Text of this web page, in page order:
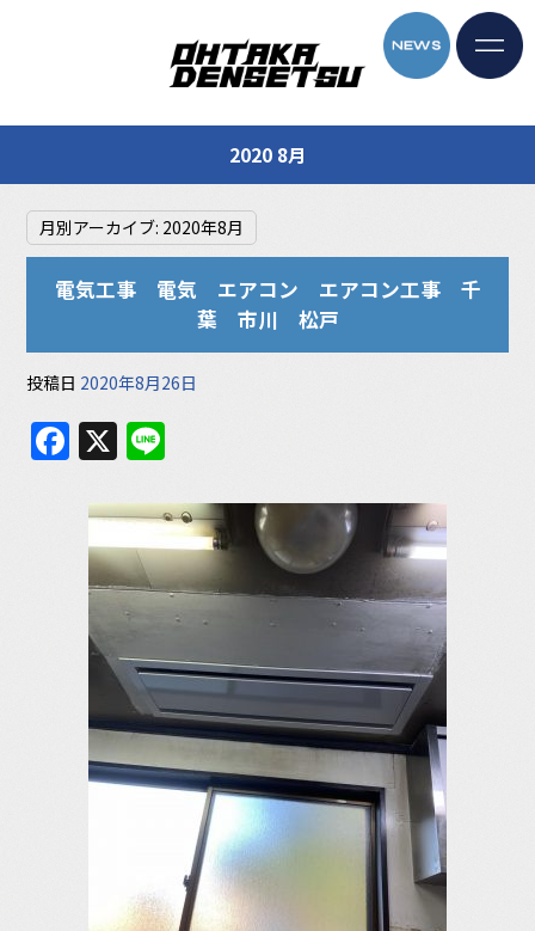
2020 8月
月別アーカイブ: 2020年8月
電気工事 電気 エアコン エアコン工事 千
葉 市川 松戸
投稿日 2020年8月26日
F
a
c
e
b
o
o
k
X
e